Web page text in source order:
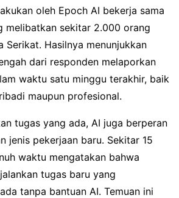
oleh Epoch AI bekerja sama
melibatkan sekitar 2.000 orang
Serikat. Hasilnya menunjukkan
dari responden melaporkan
waktu satu minggu terakhir, baik
maupun profesional.
tugas yang ada, AI juga berperan
jenis pekerjaan baru. Sekitar 15
waktu mengatakan bahwa
tugas baru yang
tanpa bantuan AI. Temuan ini